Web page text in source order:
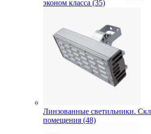
эконом класса (35)
Линзованные светильники.
помещения (48)